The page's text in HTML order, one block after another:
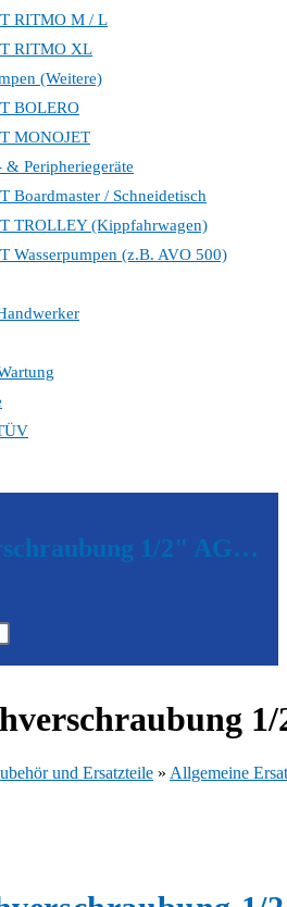
RITMO M / L
RITMO XL
(Weitere)
BOLERO
MONOJET
& Peripheriegeräte
Boardmaster / Schneidetisch
TROLLEY (Kippfahrwagen)
Wasserpumpen (z.B. AVO 500)
1/2" AG…
und Ersatzteile » Allgemeine